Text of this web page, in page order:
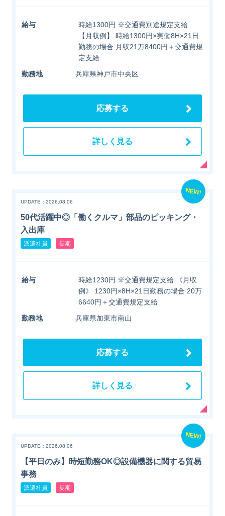
給与
時給1300円 ※交通費別途規定支給
【月収例】 時給1300円×実働8H×21日
勤務の場合 月収21万8400円＋交通費規
定支給
勤務地
兵庫県神戸市中央区
応募する
詳しく見る
NEW!
UPDATE：2026.08.06
50代活躍中◎「働くクルマ」部品のピッキング・
入出庫
派遣社員 長期
給与
時給1230円 ※交通費規定支給 《月収
例》 1230円×8H×21日勤務の場合 20万
6640円＋交通費規定支給
勤務地
兵庫県加東市南山
応募する
詳しく見る
NEW!
UPDATE：2026.08.06
【平日のみ】時短勤務OK◎設備機器に関する貿易
事務
派遣社員 長期